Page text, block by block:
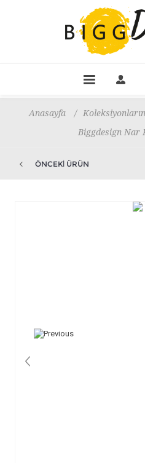
Anasayfa /
Biggdesign Nar
ÖNCEKI ÜRÜN